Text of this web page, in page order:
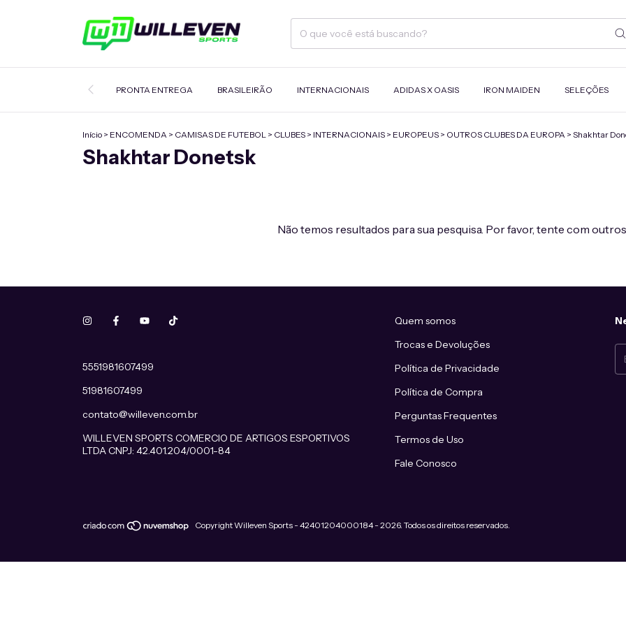
PRONTA ENTREGA BRASILEIRÃO INTERNACIONAIS ADIDAS X OASIS IRON MAIDEN SELEÇÕES
Início > ENCOMENDA > CAMISAS DE FUTEBOL > CLUBES > INTERNACIONAIS > EUROPEUS > OUTROS CLUBES DA EUROPA > Shakhtar
Shakhtar Donetsk
Não temos resultados para sua pesquisa. Por favor, tente com
5551981607499
51981607499
contato@willeven.com.br
WILLEVEN SPORTS COMERCIO DE ARTIGOS ESPORTIVOS
LTDA CNPJ: 42.401.204/0001-84
Quem somos
Trocas e Devoluções
Política de Privacidade
Política de Compra
Perguntas Frequentes
Termos de Uso
Fale Conosco
Copyright Willeven Sports - 42401204000184 - 2026. Todos os direitos reservados.